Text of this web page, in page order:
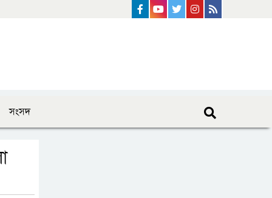
instagram
Twitter
Youtube
Facebook
সংসদ